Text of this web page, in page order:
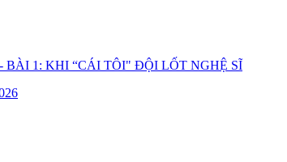
1: KHI “CÁI TÔI" ĐỘI LỐT NGHỆ SĨ